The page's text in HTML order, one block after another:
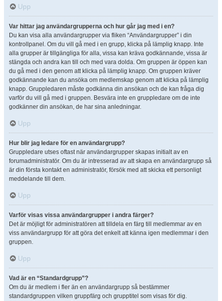
Upp
Var hittar jag användargrupperna och hur går jag med i en?
Du kan visa alla användargrupper via fliken “Användargrupper” i din
kontrollpanel. Om du vill gå med i en grupp, klicka på lämplig knapp. Inte
alla grupper är tillgängliga för alla, vissa kan kräva godkännande, vissa är
stängda och andra kan till och med vara dolda. Om gruppen är öppen kan
du gå med i den genom att klicka på lämplig knapp. Om gruppen kräver
godkännande kan du ansöka om medlemskap genom att klicka på lämplig
knapp. Gruppledaren måste godkänna din ansökan och de kan fråga dig
varför du vill gå med i gruppen. Besvära inte en gruppledare om de inte
godkänner din ansökan, de har sina anledningar.
Upp
Hur blir jag ledare för en användargrupp?
Gruppledare utses oftast när användargrupper skapas initialt av en
forumadministratör. Om du är intresserad av att skapa en användargrupp så
är din första kontakt en administratör, försök med att skicka ett personligt
meddelande till dem.
Upp
Varför visas vissa användargrupper i andra färger?
Det är möjligt för administratören att tilldela en färg till medlemmar av en
viss användargrupp för att göra det enkelt att känna igen medlemmar i den
gruppen.
Upp
Vad är en “Standardgrupp”?
Om du är medlem i fler än en användargrupp så bestämmer
standardgruppen vilken gruppfärg och grupptitel som visas för dig.